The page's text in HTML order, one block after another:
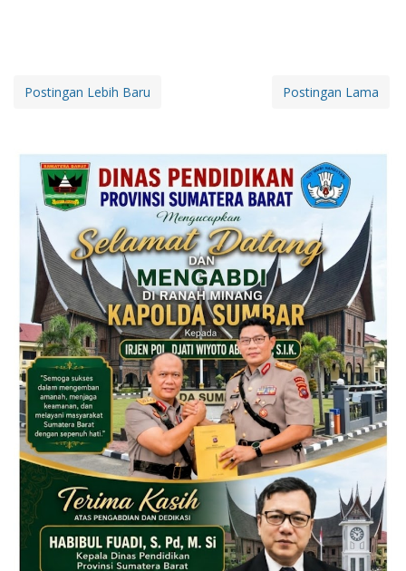
Postingan Lebih Baru Postingan Lama